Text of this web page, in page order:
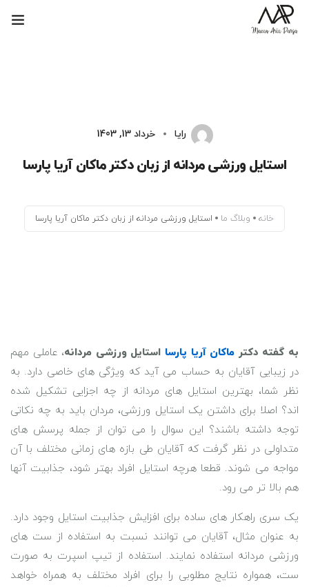
کتاب‌های ماکان آریا پارسا
رایا خرداد 13, 1403
استایل ورزشی مردانه از زبان دکتر ماکان آریا پارسا
خانه وبلاگ ما استایل ورزشی مردانه از زبان دکتر ماکان آریا پارسا
به گفته دکتر ماکان آریا پارسا استایل ورزشی مردانه، عاملی مهم
در زیبایی آقایان به حساب می آید که ویژگی های خاصی دارد. به
نظر شما، بهترین استایل های مردانه از چه اجزایی تشکیل شده
اند؟ اصلا برای داشتن یک استایل ورزشی، مردان باید به چه نکاتی
توجه داشته باشند؟ این سوال را می توان از جمله پرسش های
متداولی در نظر گرفت که آقایان طی بازه های زمانی مختلف با آن
مواجه می شوند. قطعا هرچه استایل افراد بهتر شود، جذابیت آنها
هم بالا تر می رود.
یک سری راهکار های ساده برای افزایش جذابیت استایل وجود دارد.
به عنوان مثال، آقایان می توانند نسبت به استفاده از ست های
ورزشی مردانه استفاده نمایند. استفاده از تیپ اسپرت به صورت
ست، همواره نتایج مطلوبی را برای افراد مختلف به همراه خواهد